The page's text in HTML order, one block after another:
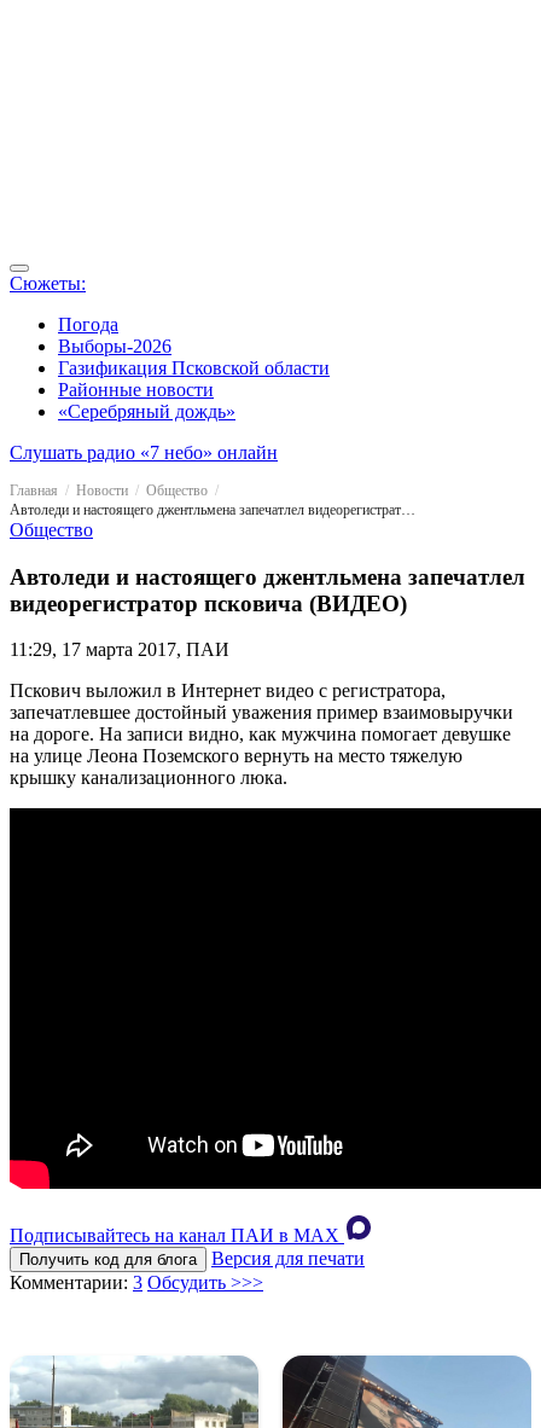
Сюжеты:
Погода
Выборы-2026
Газификация Псковской области
Районные новости
«Серебряный дождь»
Слушать радио «7 небо» онлайн
Главная Новости
Общество
Автоледи и настоящего джентльмена запечатлел видеорегистратор псковича (ВИДЕО)
Общество
Автоледи и настоящего джентльмена запечатлел
видеорегистратор псковича (ВИДЕО)
11:29, 17 марта 2017, ПАИ
Пскович выложил в Интернет видео с регистратора,
запечатлевшее достойный уважения пример взаимовыручки
на дороге. На записи видно, как мужчина помогает девушке
на улице Леона Поземского вернуть на место тяжелую
крышку канализационного люка.
Подписывайтесь на канал ПАИ в MAХ
Получить код для блога
Версия для печати
Комментарии: 3 Обсудить >>>